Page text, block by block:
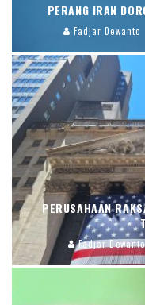
PERANG IRAN
Fadjar Dewanto
PERUSAHAAN
Fadjar Dewanto